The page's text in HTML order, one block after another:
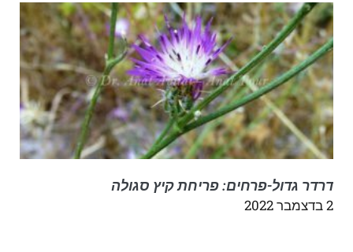
דרדר גדול-פרחים: פריחת קיץ סגולה
2 בדצמבר 2022